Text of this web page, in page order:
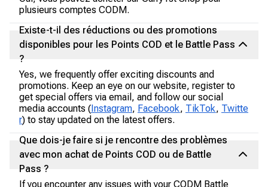
plusieurs comptes CODM.
Existe-t-il des réductions ou des promotions
disponibles pour les Points COD et le Battle Pass
?
Yes, we frequently offer exciting discounts and
promotions. Keep an eye on our website, register to
get special offers via email, and follow our social
media accounts (Instagram, Facebook, TikTok, Twitte
r) to stay updated on the latest offers.
Que dois-je faire si je rencontre des problèmes
avec mon achat de Points COD ou de Battle
Pass ?
If you encounter any issues with your CODM Battle